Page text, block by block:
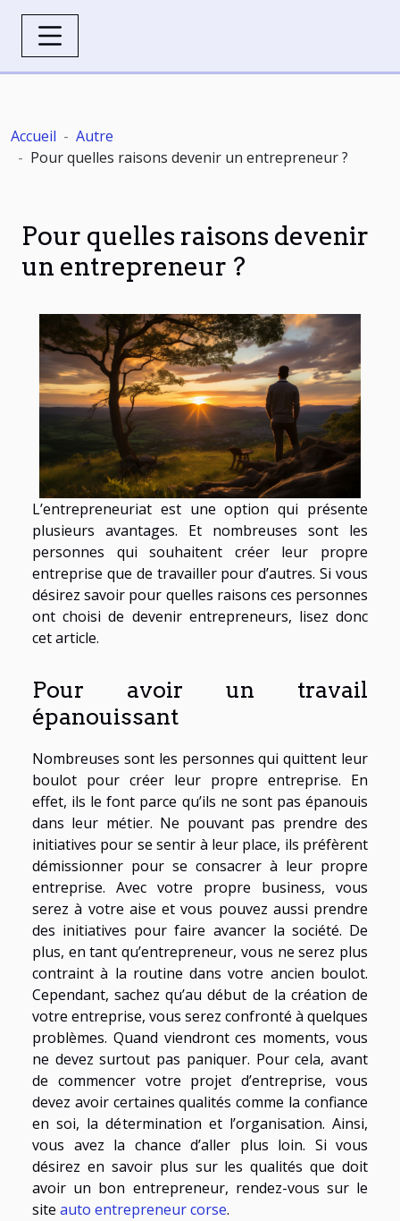
Accueil
Autre
Pour quelles raisons devenir un entrepreneur ?
Pour quelles raisons devenir
un entrepreneur ?
L’entrepreneuriat est une option qui présente
plusieurs avantages. Et nombreuses sont les
personnes qui souhaitent créer leur propre
entreprise que de travailler pour d’autres. Si vous
désirez savoir pour quelles raisons ces personnes
ont choisi de devenir entrepreneurs, lisez donc
cet article.
Pour avoir un travail
épanouissant
Nombreuses sont les personnes qui quittent leur
boulot pour créer leur propre entreprise. En
effet, ils le font parce qu’ils ne sont pas épanouis
dans leur métier. Ne pouvant pas prendre des
initiatives pour se sentir à leur place, ils préfèrent
démissionner pour se consacrer à leur propre
entreprise. Avec votre propre business, vous
serez à votre aise et vous pouvez aussi prendre
des initiatives pour faire avancer la société. De
plus, en tant qu’entrepreneur, vous ne serez plus
contraint à la routine dans votre ancien boulot.
Cependant, sachez qu’au début de la création de
votre entreprise, vous serez confronté à quelques
problèmes. Quand viendront ces moments, vous
ne devez surtout pas paniquer. Pour cela, avant
de commencer votre projet d’entreprise, vous
devez avoir certaines qualités comme la confiance
en soi, la détermination et l’organisation. Ainsi,
vous avez la chance d’aller plus loin. Si vous
désirez en savoir plus sur les qualités que doit
avoir un bon entrepreneur, rendez-vous sur le
site auto entrepreneur corse.